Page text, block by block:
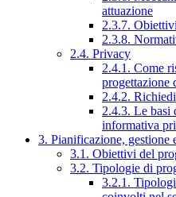
attuazione
2.3.7.
2.3.8.
2.4. Privacy
2.4.1. Come
progettazione
2.4.2.
2.4.3. Le basi
informativa
3. Pianificazione, gestione
3.1. Obiettivi del
3.2. Tipologie di
3.2.1.